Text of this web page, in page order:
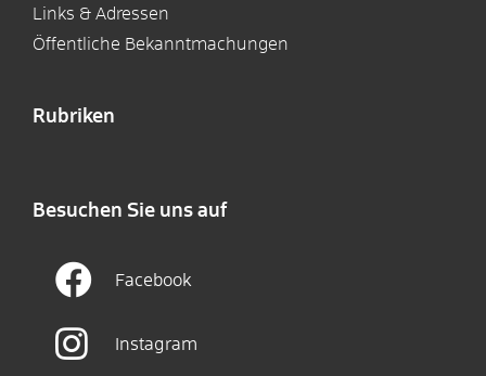
Links & Adressen
Öffentliche Bekanntmachungen
Rubriken
Besuchen Sie uns auf
Facebook
Instagram